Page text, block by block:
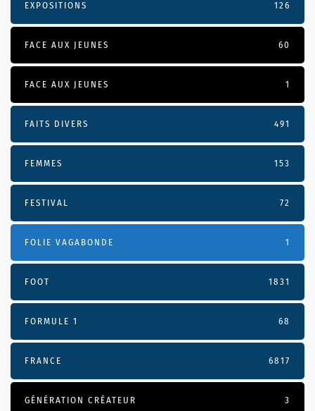
EXPOSITIONS 126
FACE AUX JEUNES 60
FACE AUX JEUNES 1
FAITS DIVERS 491
FEMMES 153
FESTIVAL 72
FOLIE VAGABONDE 1
FOOT 1831
FORMULE 1 68
FRANCE 6817
GÉNÉRATION CRÉATEUR 3